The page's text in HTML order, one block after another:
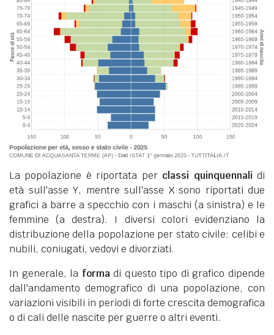
La popolazione è riportata per classi quinquennali di
età sull'asse Y, mentre sull'asse X sono riportati due
grafici a barre a specchio con i maschi (a sinistra) e le
femmine (a destra). I diversi colori evidenziano la
distribuzione della popolazione per stato civile: celibi e
nubili, coniugati, vedovi e divorziati.
In generale, la formadi questo tipo di grafico dipende
dall'andamento demografico di una popolazione, con
variazioni visibili in periodi di forte crescita demografica
o di cali delle nascite per guerre o altri eventi.